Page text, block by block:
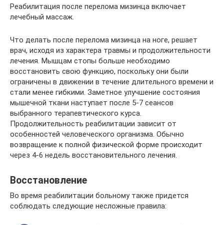
Реабилитация после перелома мизинца включает
лечебный массаж.
Что делать после перелома мизинца на ноге, решает
врач, исходя из характера травмы и продолжительности
лечения. Мышцам стопы больше необходимо
восстановить свою функцию, поскольку они были
ограничены в движении в течение длительного времени и
стали менее гибкими. Заметное улучшение состояния
мышечной ткани наступает после 5-7 сеансов
выбранного терапевтического курса.
Продолжительность реабилитации зависит от
особенностей человеческого организма. Обычно
возвращение к полной физической форме происходит
через 4-6 недель восстановительного лечения.
Восстановление
Во время реабилитации больному также придется
соблюдать следующие несложные правила: